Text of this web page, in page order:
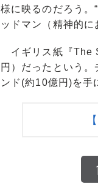
様に映るのだろう。
ッドマン（精神的に
イギリス紙『The
円）だったという
ンド(約10億円)を手
1